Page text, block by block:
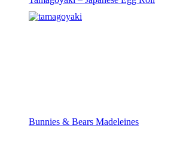
Bunnies & Bears Madeleines